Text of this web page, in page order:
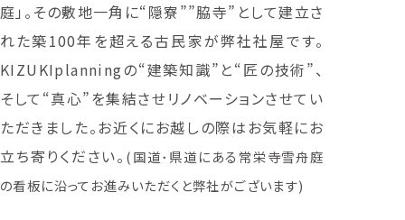
庭」。その敷地一角に“隠寮””脇寺”として建立さ
れた築100年を超える古民家が弊社社屋です。
KIZUKIplanningの“建築知識”と“匠の技術”、
そして“真心”を集結させリノベーションさせてい
ただきました。お近くにお越しの際はお気軽にお
立ち寄りください。 (国道･県道にある常栄寺雪舟庭
の看板に沿ってお進みいただくと弊社がございます)